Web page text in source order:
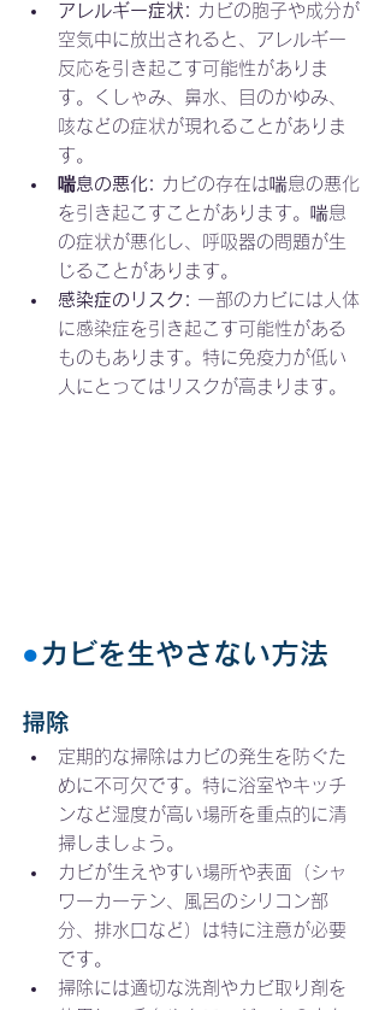
アレルギー症状: カビの胞子や成分が
空気中に放出されると、アレルギー
反応を引き起こす可能性がありま
す。くしゃみ、鼻水、目のかゆみ、
咳などの症状が現れることがありま
す。
喘息の悪化: カビの存在は喘息の悪化
を引き起こすことがあります。喘息
の症状が悪化し、呼吸器の問題が生
じることがあります。
感染症のリスク: 一部のカビには人体
に感染症を引き起こす可能性がある
ものもあります。特に免疫力が低い
人にとってはリスクが高まります。
● カビを生やさない方法
掃除
定期的な掃除はカビの発生を防ぐた
めに不可欠です。特に浴室やキッチ
ンなど湿度が高い場所を重点的に清
掃しましょう。
カビが生えやすい場所や表面（シャ
ワーカーテン、風呂のシリコン部
分、排水口など）は特に注意が必要
です。
掃除には適切な洗剤やカビ取り剤を